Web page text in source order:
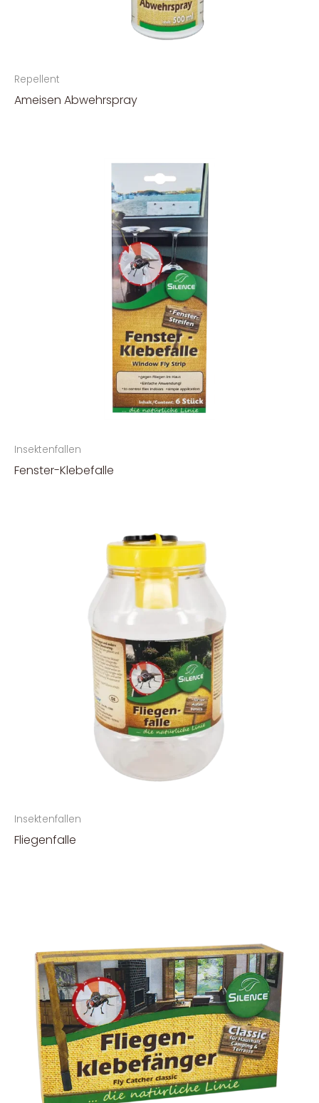
Repellent
Ameisen Abwehrspray
Insektenfallen
Fenster-Klebefalle
Insektenfallen
Fliegenfalle